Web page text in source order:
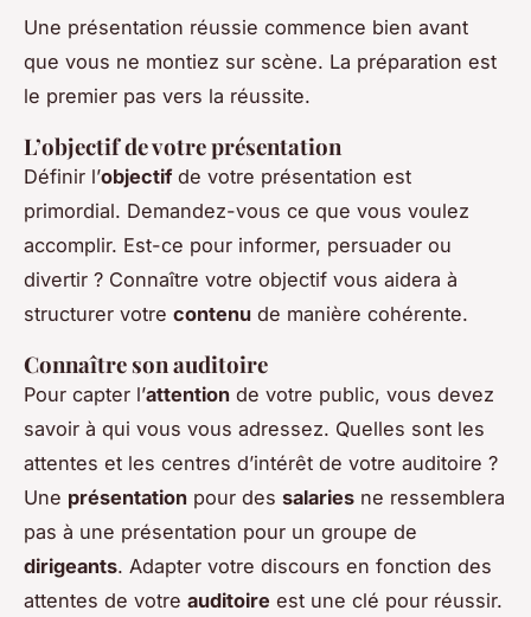
Une présentation réussie commence bien avant
que vous ne montiez sur scène. La préparation est
le premier pas vers la réussite.
L’objectif de votre présentation
Définir l’objectifde votre présentation est
primordial. Demandez-vous ce que vous voulez
accomplir. Est-ce pour informer, persuader ou
divertir ? Connaître votre objectif vous aidera à
structurer votre contenu de manière cohérente.
Connaître son auditoire
Pour capter l’attention de votre public, vous devez
savoir à qui vous vous adressez. Quelles sont les
attentes et les centres d’intérêt de votre auditoire ?
Une présentation pour des salaries ne ressemblera
pas à une présentation pour un groupe de
dirigeants. Adapter votre discours en fonction des
attentes de votre auditoire est une clé pour réussir.